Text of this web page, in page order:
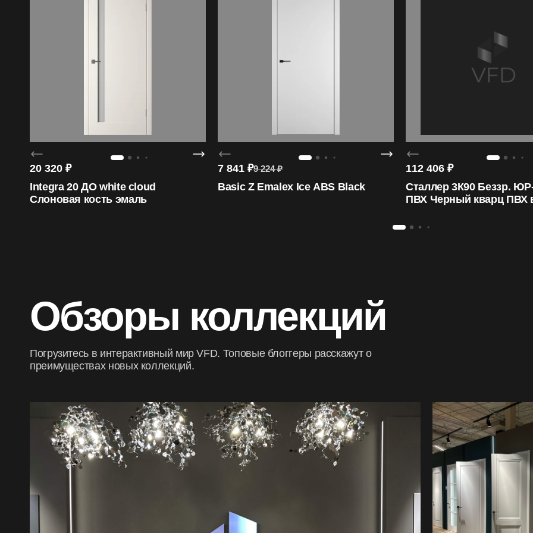
20 320 ₽
Integra 20 ДО white cloud
Слоновая кость эмаль
7 841 ₽9 224 ₽
Basic Z Emalex Ice ABS Black
112 406 ₽
Сталлер 3К90 Беззр.
ПВХ Черный кварц ПВХ
Белый вы-т 60 верх вы-т
Обзоры коллекций
Погрузитесь в интерактивный мир VFD. Топовые блоггеры расскажут о
преимуществах новых коллекций.